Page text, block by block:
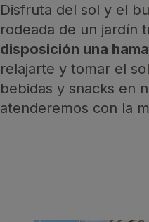
Disfruta del sol y el
rodeada de un jardín
disposición una
relajarte y tomar el
bebidas y snacks en
atenderemos con la